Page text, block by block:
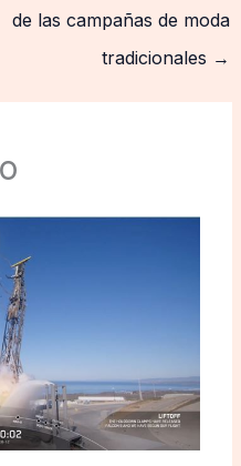
de las campañas de moda
tradicionales →